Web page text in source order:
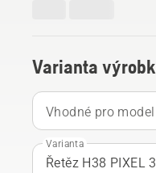
Varianta
Vhodné pro model
Varianta
Řetěz H38 PIXEL